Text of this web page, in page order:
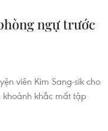
ngự trước
viên Kim Sang-sik cho
khắc mất tập